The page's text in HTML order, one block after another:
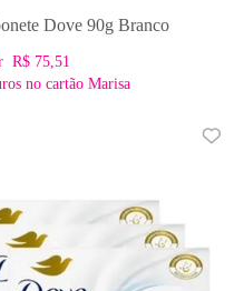
Dove 90g Branco
R$ 75,51
no cartão Marisa